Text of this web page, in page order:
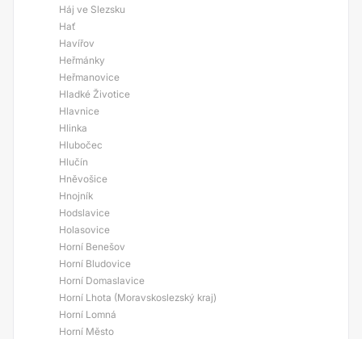
Háj ve Slezsku
Hať
Havířov
Heřmánky
Heřmanovice
Hladké Životice
Hlavnice
Hlinka
Hlubočec
Hlučín
Hněvošice
Hnojník
Hodslavice
Holasovice
Horní Benešov
Horní Bludovice
Horní Domaslavice
Horní Lhota (Moravskoslezský kraj)
Horní Lomná
Horní Město